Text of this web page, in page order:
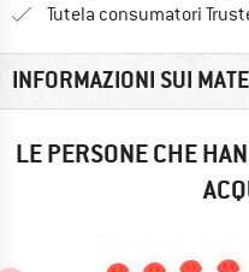
Tutela consumatori
INFORMAZIONI SUI
LE PERSONE CHE